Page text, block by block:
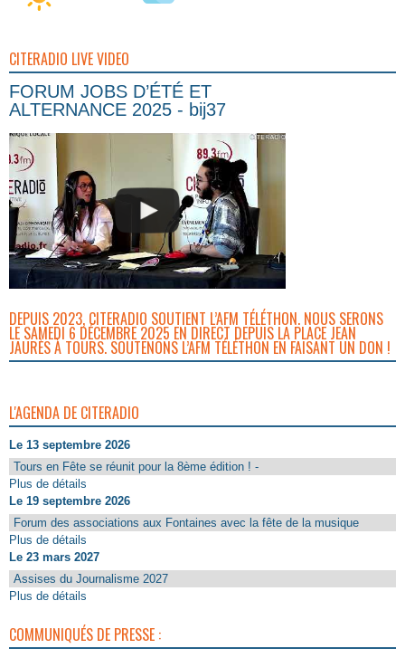
CITERADIO LIVE VIDEO
FORUM JOBS D’ÉTÉ ET
ALTERNANCE 2025 - bij37
DEPUIS 2023, CITERADIO SOUTIENT L’AFM TÉLÉTHON. NOUS SERONS
LE SAMEDI 6 DÉCEMBRE 2025 EN DIRECT DEPUIS LA PLACE JEAN
JAURÈS À TOURS. SOUTENONS L’AFM TÉLÉTHON EN FAISANT UN DON !
L'AGENDA DE CITERADIO
Le 13 septembre 2026
Tours en Fête se réunit pour la 8ème édition ! -
Plus de détails
Le 19 septembre 2026
Forum des associations aux Fontaines avec la fête de la musique
Plus de détails
Le 23 mars 2027
Assises du Journalisme 2027
Plus de détails
COMMUNIQUÉS DE PRESSE :